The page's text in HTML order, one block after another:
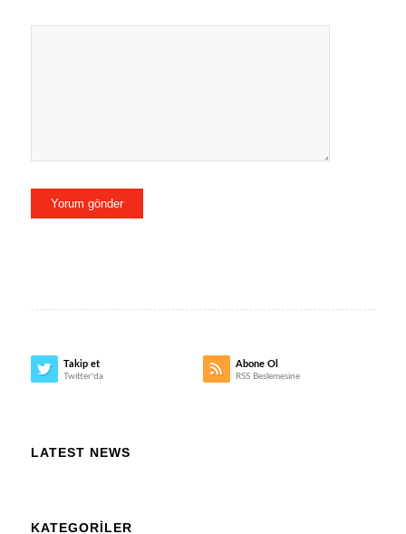
Takip et
Twitter'da
Abone Ol
RSS Beslemesine
LATEST NEWS
KATEGORILER